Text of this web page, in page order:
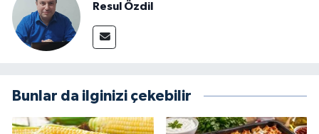
Resul Özdil
Bunlar da ilginizi çekebilir